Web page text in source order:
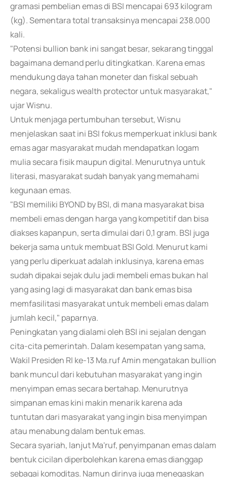
gramasi pembelian emas di BSI mencapai 693 kilogram
(kg). Sementara total transaksinya mencapai 238.000
kali.
"Potensi bullion bank ini sangat besar, sekarang tinggal
bagaimana demand perlu ditingkatkan. Karena emas
mendukung daya tahan moneter dan fiskal sebuah
negara, sekaligus wealth protector untuk masyarakat,"
ujar Wisnu.
Untuk menjaga pertumbuhan tersebut, Wisnu
menjelaskan saat ini BSI fokus memperkuat inklusi bank
emas agar masyarakat mudah mendapatkan logam
mulia secara fisik maupun digital. Menurutnya untuk
literasi, masyarakat sudah banyak yang memahami
kegunaan emas.
"BSI memiliki BYOND by BSI, di mana masyarakat bisa
membeli emas dengan harga yang kompetitif dan bisa
diakses kapanpun, serta dimulai dari 0,1 gram. BSI juga
bekerja sama untuk membuat BSI Gold. Menurut kami
yang perlu diperkuat adalah inklusinya, karena emas
sudah dipakai sejak dulu jadi membeli emas bukan hal
yang asing lagi di masyarakat dan bank emas bisa
memfasilitasi masyarakat untuk membeli emas dalam
jumlah kecil," paparnya.
Peningkatan yang dialami oleh BSI ini sejalan dengan
cita-cita pemerintah. Dalam kesempatan yang sama,
Wakil Presiden RI ke-13 Ma.ruf Amin mengatakan bullion
bank muncul dari kebutuhan masyarakat yang ingin
menyimpan emas secara bertahap. Menurutnya
simpanan emas kini makin menarik karena ada
tuntutan dari masyarakat yang ingin bisa menyimpan
atau menabung dalam bentuk emas.
Secara syariah, lanjut Ma'ruf, penyimpanan emas dalam
bentuk cicilan diperbolehkan karena emas dianggap
sebagai komoditas. Namun dirinya juga menegaskan